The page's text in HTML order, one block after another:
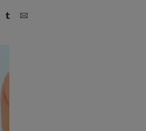
por Facebook
por Twitter
compartir por Pinterest
compartir por Tumblr
compartir por correo electrónico